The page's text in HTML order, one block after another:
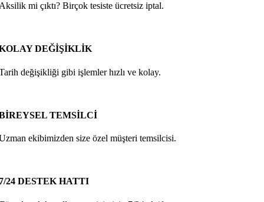
mi çıktı? Birçok tesiste ücretsiz iptal.
DEĞİŞİKLİK
değişikliği gibi işlemler hızlı ve kolay.
TEMSİLCİ
ekibimizden size özel müşteri temsilcisi.
24 DESTEK HATTI